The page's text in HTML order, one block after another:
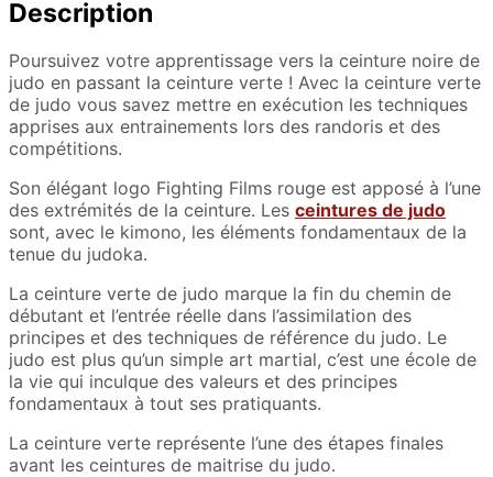
Description
Poursuivez votre apprentissage vers la ceinture noire de
judo en passant la ceinture verte ! Avec la ceinture verte
de judo vous savez mettre en exécution les techniques
apprises aux entrainements lors des randoris et des
compétitions.
Son élégant logo Fighting Films rouge est apposé à l’une
des extrémités de la ceinture. Les ceintures de judo
sont, avec le kimono, les éléments fondamentaux de la
tenue du judoka.
La ceinture verte de judo marque la fin du chemin de
débutant et l’entrée réelle dans l’assimilation des
principes et des techniques de référence du judo. Le
judo est plus qu’un simple art martial, c’est une école de
la vie qui inculque des valeurs et des principes
fondamentaux à tout ses pratiquants.
La ceinture verte représente l’une des étapes finales
avant les ceintures de maitrise du judo.